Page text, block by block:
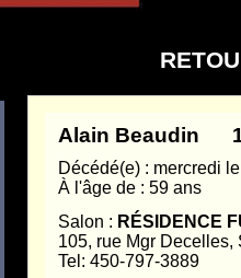
Alain Beaudin
Décédé(e) : mercredi
À l'âge de : 59 ans
Salon : RÉSIDENCE
105, rue Mgr Decelles,
Tel: 450-797-3889